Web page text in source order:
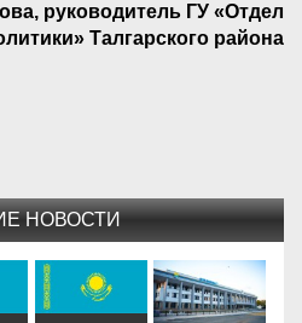
руководитель ГУ «Отдел
Талгарского района
НОВОСТИ